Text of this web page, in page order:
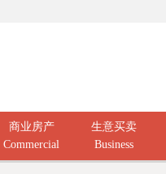
商业房产
Commercial
生意买卖
Business